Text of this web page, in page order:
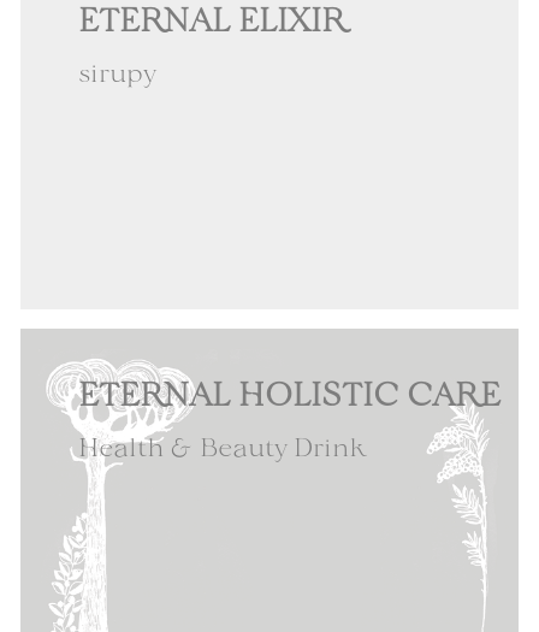
ETERNAL ELIXIR
sirupy
ETERNAL HOLISTIC CARE
Health & Beauty Drink